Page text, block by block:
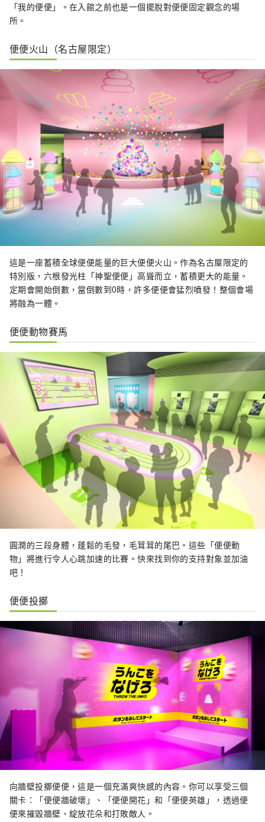
「我的便便」。在入館之前也是一個擺脫對便便固定觀念的場
所。
便便火山（名古屋限定）
這是一座蓄積全球便便能量的巨大便便火山。作為名古屋限定的
特別版，六根發光柱「神聖便便」高聳而立，蓄積更大的能量。
定期會開始倒數，當倒數到0時，許多便便會猛烈噴發！整個會場
將融為一體。
便便動物賽馬
圓潤的三段身體，蓬鬆的毛發，毛茸茸的尾巴。這些「便便動
物」將進行令人心跳加速的比賽。快來找到你的支持對象並加油
吧！
便便投擲
向牆壁投擲便便，這是一個充滿爽快感的內容。你可以享受三個
關卡：「便便牆破壞」、「便便開花」和「便便英雄」，透過便
便來摧毀牆壁、綻放花朵和打敗敵人。